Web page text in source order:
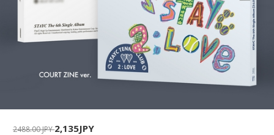
2488.00 JPY2,135JPY